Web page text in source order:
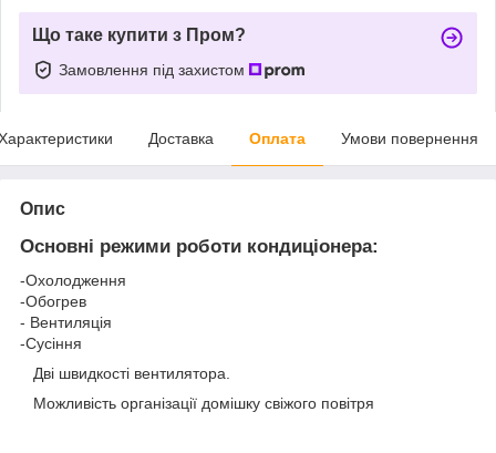
Що таке купити з Пром?
Замовлення під захистом
Доставка Оплата Умови повернення
Опис
Основні режими роботи кондиціонера:
-Охолодження
-Обогрев
- Вентиляція
-Сусіння
Дві швидкості вентилятора.
Можливість організації домішку свіжого повітря